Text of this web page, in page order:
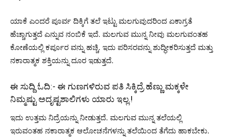
ಯಾಕೆ ಎಂದರೆ ಪೂರ್ವ ದಿಕ್ಕಿಗೆ ತಲೆ ಇಟ್ಟು ಮಲಗುವುದರಿಂದ ಏಕಾಗ್ರತೆ
ಹೆಚ್ಚಾಗುತ್ತದೆ ಎನ್ನುವ ನಂಬಿಕೆ ಇದೆ. ಮಲಗುವ ಮುನ್ನ ನೀವು ಮಲಗುವಂತಹ
ಕೋಣೆಯಲ್ಲಿ ಕರ್ಪೂರ ವನ್ನು ಹಚ್ಚಿ. ಇದು ಪರಿಸರವನ್ನು ಶುದ್ಧೀಕರಿಸುತ್ತದೆ ಮತ್ತು
ನಕಾರಾತ್ಮಕ ಶಕ್ತಿಯನ್ನು ದೂರ ಇಡುತ್ತದೆ.
ಈ ಸುದ್ದಿ ಓದಿ:- ಈ ಗುಣಗಳಿರುವ ಪತಿ ಸಿಕ್ಕಿದ್ರೆ ಹೆಣ್ಣು ಮಕ್ಕಳೇ
ನಿಮ್ಮಷ್ಟು ಅದೃಷ್ಟಶಾಲಿಗಳು ಯಾರು ಇಲ್ಲ.!
ಇದು ಉತ್ತಮ ನಿದ್ರೆಯನ್ನು ನೀಡುತ್ತದೆ. ಮಲಗುವ ಮುನ್ನ ತಲೆಯಲ್ಲಿ
ಇರುವಂತಹ ನಕಾರಾತ್ಮಕ ಆಲೋಚನೆಗಳನ್ನು ತಲೆಯಿಂದ ತೆಗೆದು ಹಾಕಬೇಕು.